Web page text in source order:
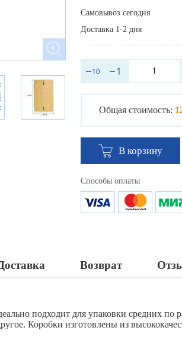
Самовывоз сегодня
Доставка 1-2 дня
Общая стоимость:
В корзину
Способы оплаты
Возврат
подходит для упаковки средних по
Коробки изготовлены из